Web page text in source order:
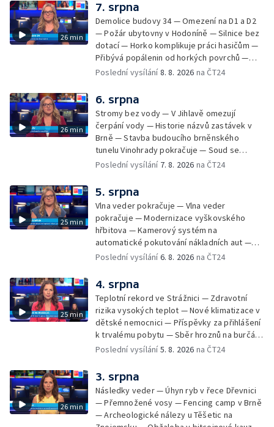
26 min
7. srpna
Demolice budovy 34 — Omezení na D1 a D2
— Požár ubytovny v Hodoníně — Silnice bez
dotací — Horko komplikuje práci hasičům —
Přibývá popálenin od horkých povrchů —
Začíná prodej burčáku — Vedra komplikují
Poslední vysílání8. 8. 2026 na ČT24
26 min
6. srpna
Stromy bez vody — V Jihlavě omezují
čerpání vody — Historie názvů zastávek v
Brně — Stavba budoucího brněnského
tunelu Vinohrady pokračuje — Soud se
žhářem zlínského baru — Odložení bourání
Czech Rally Zlín — Začal 7. ročník festivalu
Pop Messe — Přestavba mostu v Hodoníně
— Fenomén památníčků
Poslední vysílání 7. 8. 2026 na ČT24
25 min
5. srpna
Vlna veder pokračuje — Vlna veder
pokračuje — Modernizace vyškovského
hřbitova — Kamerový systém na
automatické pokutování nákladních aut —
Demolice vyhořelé budovy ve Zlíně — Případ
stadionu na Vyškovsku — Výstraha před
bouřkami — Brno hostí Mezinárodní kytarový
festival — Očkování po kousnutí netopýrem
Poslední vysílání6. 8. 2026 na ČT24
25 min
4. srpna
Teplotní rekord ve Strážnici — Zdravotní
rizika vysokých teplot — Nové klimatizace v
dětské nemocnici — Příspěvky za přihlášení
k trvalému pobytu — Sběr hroznů na burčák
— Dokončení oprav vedení — Skončil termín
vody v obcích — Vyschlá koryta potoků —
Sdílení strážníků na Brněnsku
Poslední vysílání5. 8. 2026 na ČT24
26 min
3. srpna
Následky veder — Úhyn ryb v řece Dřevnici
— Přemnožené vosy — Fencing camp v Brně
— Archeologické nálezy u Těšetic na